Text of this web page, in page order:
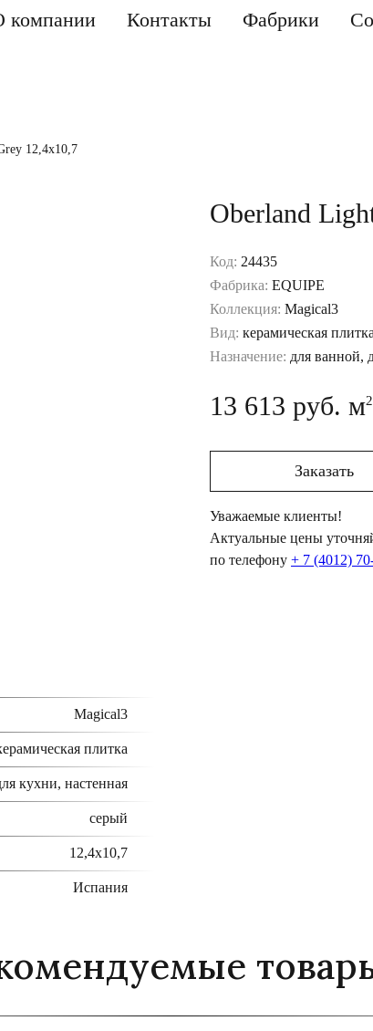
компании Контакты Фабрики
12,4x10,7
Oberland
Код: 24435
Фабрика: EQUIPE
Коллекция: Magical3
Вид: керамическая
Назначение: для ванной,
13 613 руб. м2
Заказать
Уважаемые клиенты!
Актуальные цены
по телефону + 7 (4012)
Magical3
плитка
кухни, настенная
серый
12,4x10,7
Испания